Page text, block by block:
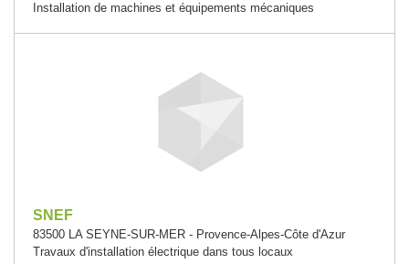
Installation de machines et équipements mécaniques
SNEF
83500 LA SEYNE-SUR-MER - Provence-Alpes-Côte d'Azur
Travaux d'installation électrique dans tous locaux